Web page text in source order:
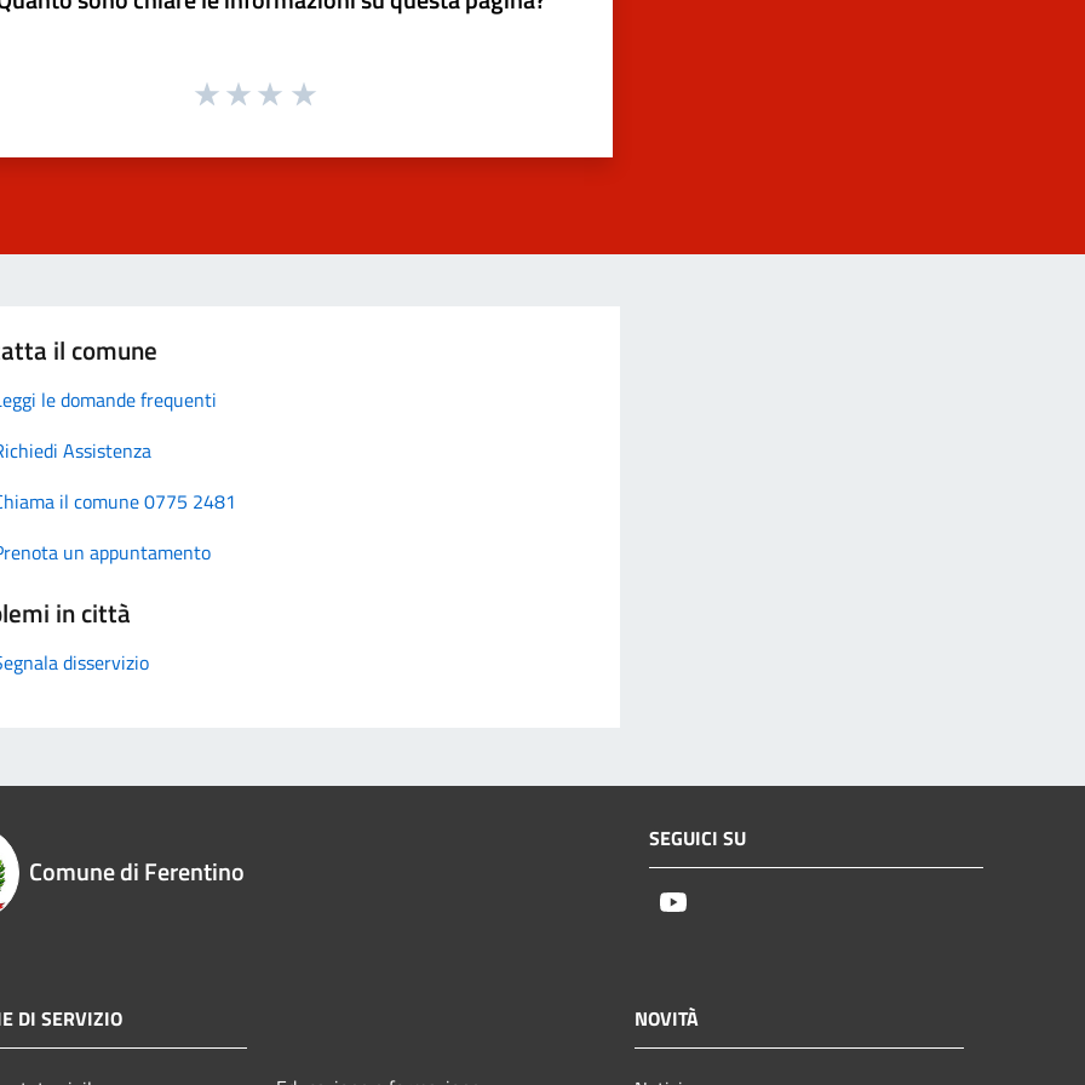
il comune
le domande frequenti
Assistenza
il comune 0775 2481
un appuntamento
in città
disservizio
Comune di Ferentino
SEGUICI SU
DI SERVIZIO NOVITÀ